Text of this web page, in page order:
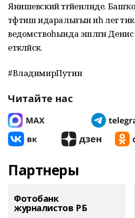
Янишевский тәғәйенләнде.
тәфтиш идаралығын иһә әлегә
ведомствоһында эшләгән
етәкләйәсәк.
#ВладимирПутин
Читайте нас
Партнеры
Фотобанк
журналистов РБ